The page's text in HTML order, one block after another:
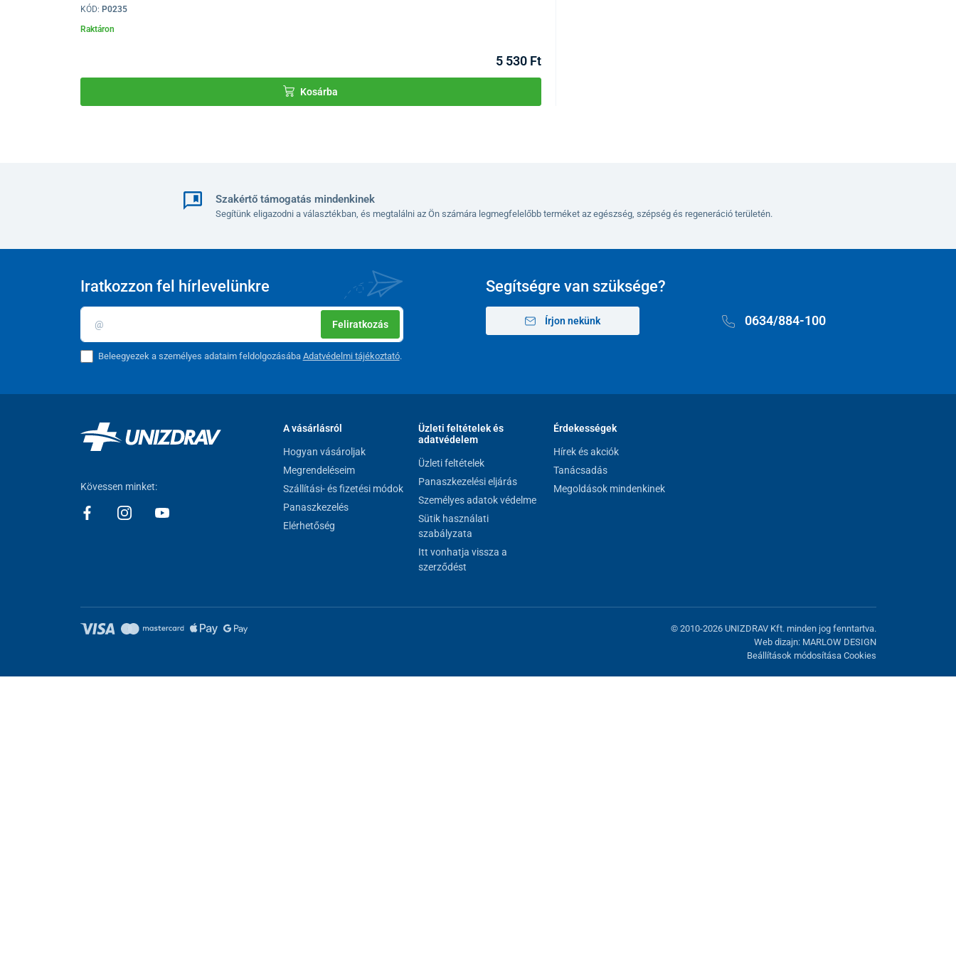
KÓD: P0235
Raktáron
5 530 Ft
Kosárba
Szakértő támogatás mindenkinek
Segítünk eligazodni a választékban, és megtalálni az Ön számára legmegfelelőbb terméket az egészség, szépség és regeneráció területén.
Segítségre van szüksége?
Írjon nekünk 0634/884-100
Iratkozzon fel hírlevelünkre
Feliratkozás
Beleegyezek a személyes adataim feldolgozásába Adatvédelmi tájékoztató.
Kövessen minket:
A vásárlásról
Hogyan vásároljak
Megrendeléseim
Szállítási- és fizetési módok
Panaszkezelés
Elérhetőség
Üzleti feltételek és
adatvédelem
Üzleti feltételek
Panaszkezelési eljárás
Személyes adatok védelme
Sütik használati
szabályzata
Itt vonhatja vissza a
szerződést
Érdekességek
Hírek és akciók
Tanácsadás
Megoldások mindenkinek
© 2010-2026 UNIZDRAV Kft. minden jog fenntartva.
Web dizajn: MARLOW DESIGN
Beállítások módosítása Cookies